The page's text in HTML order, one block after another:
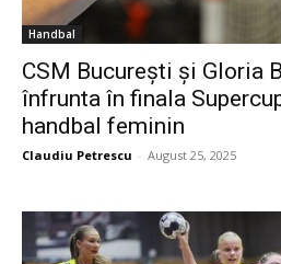
Handbal
CSM București și Gloria
înfrunta în finala
handbal feminin
Claudiu Petrescu - August 25, 2025